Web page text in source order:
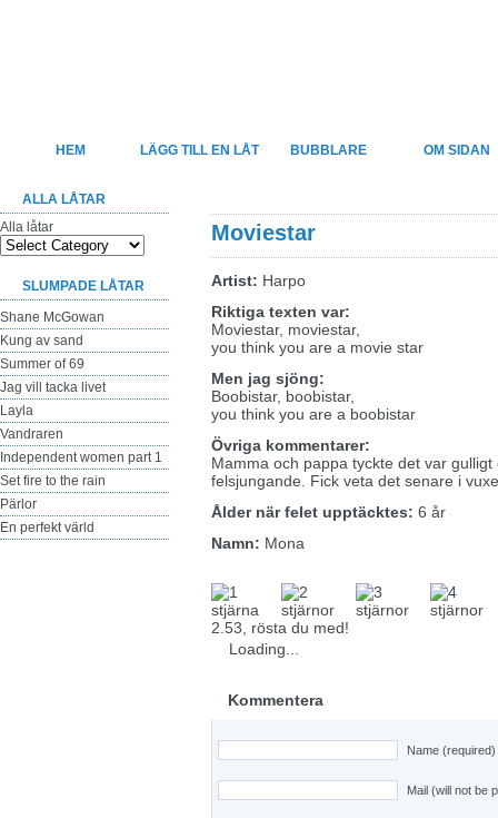
HEM LÄGG TILL EN LÅT BUBBLARE OM SIDAN
ALLA LÅTAR
Alla låtar
SLUMPADE LÅTAR
Shane McGowan
Kung av sand
Summer of 69
Jag vill tacka livet
Layla
Vandraren
Independent women part 1
Set fire to the rain
Pärlor
En perfekt värld
Moviestar
Artist: Harpo
Riktiga texten var:
Moviestar, moviestar,
you think you are a movie star
Men jag sjöng:
Boobistar, boobistar,
you think you are a boobistar
Övriga kommentarer:
Mamma och pappa tyckte det var
felsjungande. Fick veta det senare i
Ålder när felet upptäcktes: 6 år
Namn: Mona
2.53, rösta du med!
Loading...
Kommentera
Name (required)
Mail (will not be